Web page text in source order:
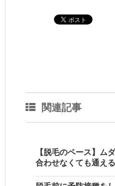
関連記事
【脱毛のペース】ム
合わせなくても通え